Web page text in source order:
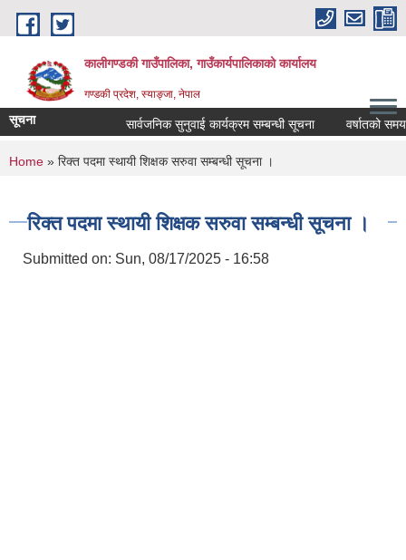
Skip to main content
कालीगण्डकी गाउँपालिका, गाउँकार्यपालिकाको कार्यालय
गण्डकी प्रदेश, स्याङ्जा, नेपाल
सूचना सार्वजनिक सुनुवाई कार्यक्रम सम्बन्धी सूचना वर्षातको
You are here
Home » रिक्त पदमा स्थायी शिक्षक सरुवा सम्बन्धी सूचना ।
रिक्त पदमा स्थायी शिक्षक सरुवा सम्बन्धी सूचना ।
Submitted on: Sun, 08/17/2025 - 16:58